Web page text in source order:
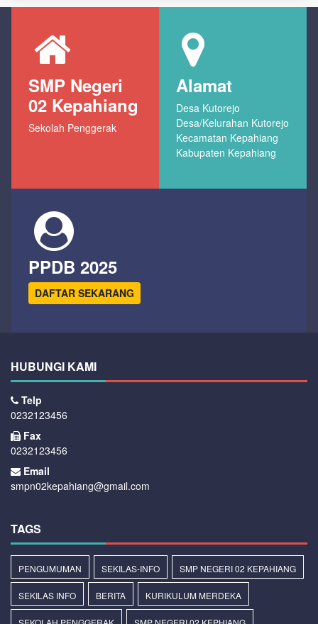
SMP Negeri
02 Kepahiang
Sekolah Penggerak
Alamat
Desa Kutorejo
Desa/Kelurahan Kutorejo
Kecamatan Kepahiang
Kabupaten Kepahiang
PPDB 2025
DAFTAR SEKARANG
HUBUNGI KAMI
Telp
0232123456
Fax
0232123456
Email
smpn02kepahiang@gmail.com
TAGS
PENGUMUMAN SEKILAS-INFO SMP NEGERI 02 KEPAHIANG
SEKILAS INFO BERITA KURIKULUM MERDEKA